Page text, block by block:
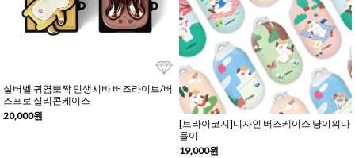
실버벨 귀염뽀짝 인생시바 버즈라이브/버
즈프로 실리콘케이스
20,000원
[트라이코지]디자인 버즈케이스 냥이의나
들이
19,000원